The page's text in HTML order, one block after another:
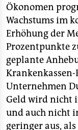
Ökonomen
Wachstums im
Erhöhung der
Prozentpunkte
geplante
Unternehmen
Geld wird nicht
und auch nicht
geringer aus,